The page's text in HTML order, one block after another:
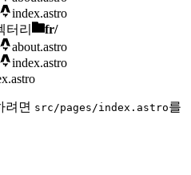
index.astro
터리
fr/
about.astro
index.astro
려면 src/pages/index.astro를